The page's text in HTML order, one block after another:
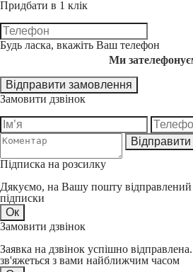
Придбати в 1 клік
Будь ласка, вкажіть Ваш телефон
Ми
Відправити замовлення
Замовити дзвінок
Відправити
Підписка на розсилку
Дякуємо, на Вашу пошту відправлений
підписки
Ок
Замовити дзвінок
Заявка на дзвінок успішно
зв'яжеться з вами найближчим часом